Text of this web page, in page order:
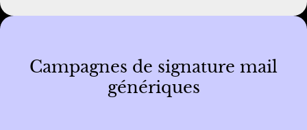
Campagnes de signature mail
génériques